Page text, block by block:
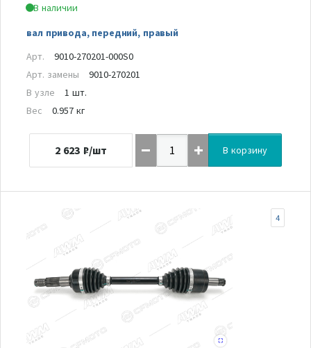
В наличии
вал привода, передний, правый
Арт.
9010-270201-000S0
Арт. замены
9010-270201
В узле
1 шт.
Вес
0.957 кг
2 623 ₽/шт В корзину
4